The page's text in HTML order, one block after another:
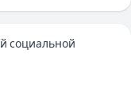
социальной